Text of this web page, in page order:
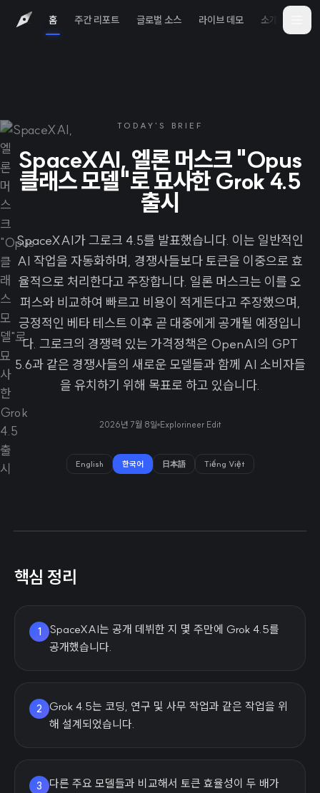
홈 주간 리포트 글로벌 소스 라이브 데모 소개
TODAY'S BRIEF
SpaceXAI, 엘론 머스크 "Opus
클래스 모델"로 묘사한 Grok 4.5
출시
SpaceXAI가 그로크 4.5를 발표했습니다. 이는 일반적인
AI 작업을 자동화하며, 경쟁사들보다 토큰을 이중으로 효
율적으로 처리한다고 주장합니다. 일론 머스크는 이를 오
퍼스와 비교하여 빠르고 비용이 적게든다고 주장했으며,
긍정적인 베타 테스트 이후 곧 대중에게 공개될 예정입니
다. 그로크의 경쟁력 있는 가격정책은 OpenAI의 GPT
5.6과 같은 경쟁사들의 새로운 모델들과 함께 AI 소비자들
을 유치하기 위해 목표로 하고 있습니다.
2026년 7월 8일 Explorineer Edit
English 한국어 日本語 Tiếng Việt
핵심 정리
1
SpaceXAI는 공개 데뷔한 지 몇 주만에 Grok 4.5를
공개했습니다.
2
Grok 4.5는 코딩, 연구 및 사무 작업과 같은 작업을 위
해 설계되었습니다.
3
다른 주요 모델들과 비교해서 토큰 효율성이 두 배가